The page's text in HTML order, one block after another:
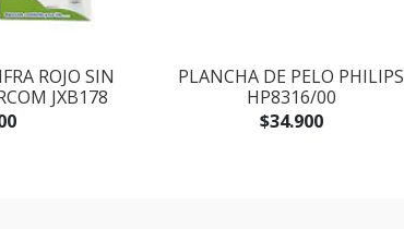
ROJO SIN
JXB178
PLANCHA DE PELO PHILIPS
HP8316/00
$34.900